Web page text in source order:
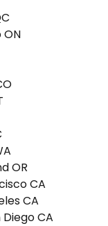
ON
OR
CA
CA
CA